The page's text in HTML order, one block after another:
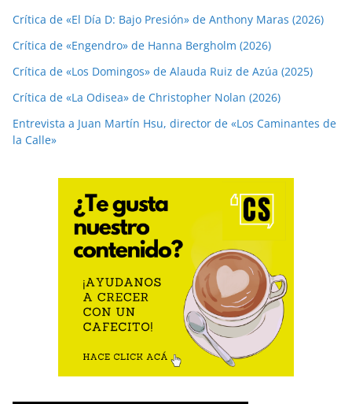
Crítica de «El Día D: Bajo Presión» de Anthony Maras (2026)
Crítica de «Engendro» de Hanna Bergholm (2026)
Crítica de «Los Domingos» de Alauda Ruiz de Azúa (2025)
Crítica de «La Odisea» de Christopher Nolan (2026)
Entrevista a Juan Martín Hsu, director de «Los Caminantes de
la Calle»